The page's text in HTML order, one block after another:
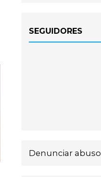
SEGUIDORES
Denunciar abuso